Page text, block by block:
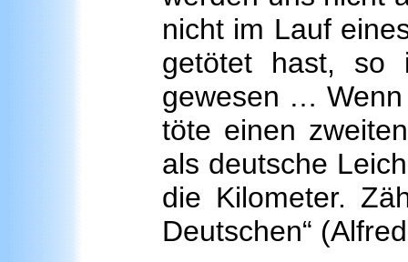
nicht im Lauf
getötet hast, so
gewesen … Wenn
töte einen
als deutsche
die Kilometer.
Deutschen“